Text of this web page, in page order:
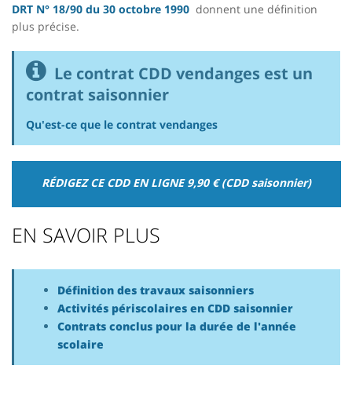
DRT N° 18/90 du 30 octobre 1990 donnent une définition
plus précise.
Le contrat CDD vendanges est un
contrat saisonnier
Qu'est-ce que le contrat vendanges
RÉDIGEZ CE CDD EN LIGNE9,90 €(CDD saisonnier)
EN SAVOIR PLUS
Définition des travaux saisonniers
Activités périscolaires en CDD saisonnier
Contrats conclus pour la durée de l'année
scolaire